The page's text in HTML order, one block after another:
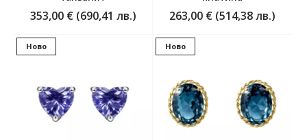
353,00 € (690,41 лв.) 263,00 € (514,38 лв.)
Ново Ново